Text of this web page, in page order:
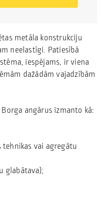
metāla konstrukciju
neelastīgi. Patiesībā
iespējams, ir viena
dažādām vajadzībām
angārus izmanto kā:
tehnikas vai agregātu
glabātava);